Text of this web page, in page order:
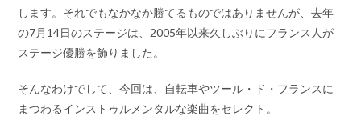
します。それでもなかなか勝てるものではありませんが、去年
の7月14日のステージは、2005年以来久しぶりにフランス人が
ステージ優勝を飾りました。
そんなわけでして、今回は、自転車やツール・ド・フランスに
まつわるインストゥルメンタルな楽曲をセレクト。